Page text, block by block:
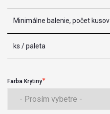
Minimálne balenie, počet kusov
ks / paleta
Farba Krytiny